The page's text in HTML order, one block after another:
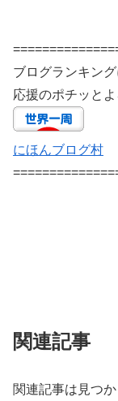
ブログランキン
応援のポチッと
にほんブログ村
関連記事
関連記事は見つか